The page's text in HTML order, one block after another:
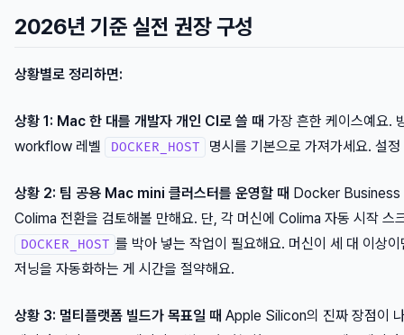
2026년 기준 실전 권장 구성
상황별로 정리하면:
상황 1: Mac 한 대를 개발자 개인 CI로 쓸 때 가장 흔한 케이스예요.
workflow 레벨
DOCKER_HOST 명시를 기본으로 가져가세요. 설
상황 2: 팀 공용 Mac mini 클러스터를 운영할 때 Docker Business
Colima 전환을 검토해볼 만해요. 단, 각 머신에 Colima 자동 시작 스
DOCKER_HOST 를 박아 넣는 작업이 필요해요. 머신이 세 대 이상
저닝을 자동화하는 게 시간을 절약해요.
상황 3: 멀티플랫폼 빌드가 목표일 때 Apple Silicon의 진짜 장점이